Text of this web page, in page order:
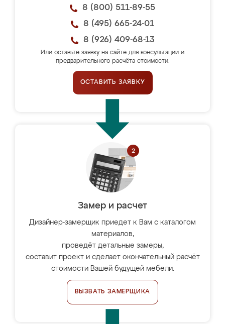
8 (800) 511-89-55
8 (495) 665-24-01
8 (926) 409-68-13
Или оставьте заявку на сайте для консультации и
предварительного расчёта стоимости.
ОСТАВИТЬ ЗАЯВКУ
Замер и расчет
Дизайнер-замерщик приедет к Вам с каталогом
материалов,
проведёт детальные замеры,
составит проект и сделает окончательный расчёт
стоимости Вашей будущей мебели.
ВЫЗВАТЬ ЗАМЕРЩИКА